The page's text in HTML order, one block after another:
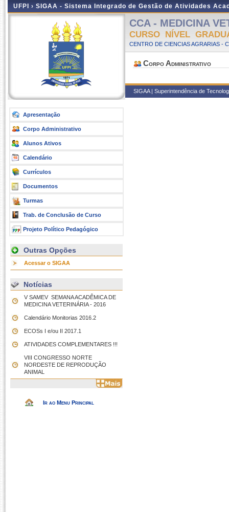
UFPI › SIGAA - Sistema Integrado de Gestão de Atividades
Apresentação
Corpo Administrativo
Alunos Ativos
Calendário
Currículos
Documentos
Turmas
Trab. de Conclusão de Curso
Projeto Político Pedagógico
Outras Opções
Acessar o SIGAA
Notícias
V SAMEV  SEMANA ACADÊMICA DE
MEDICINA VETERINÁRIA - 2016
Calendário Monitorias 2016.2
ECOSs I e/ou II 2017.1
ATIVIDADES COMPLEMENTARES !!!
VIII CONGRESSO NORTE
NORDESTE DE REPRODUÇÃO
ANIMAL
Ir ao Menu Principal
CCA - MEDICINA
CURSO NÍVEL
CENTRO DE CIENCIAS AGRARIAS -
Corpo Administrativo
SIGAA | Superintendência de